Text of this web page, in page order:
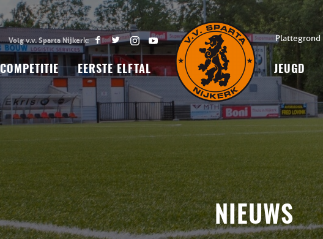
Plattegrond
COMPETITIE EERSTE ELFTAL JEUGD
NIEUWS